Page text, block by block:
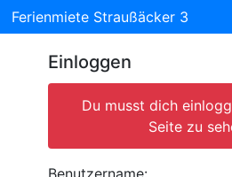
Ferienmiete Straußäcker 3
Einloggen
Du musst dich
Seite zu
Benutzername: